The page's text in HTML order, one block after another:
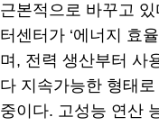
근본적으로 바꾸고
터센터가 ‘에너지 효
며, 전력 생산부터 사
다 지속가능한 형태
중이다. 고성능 연산